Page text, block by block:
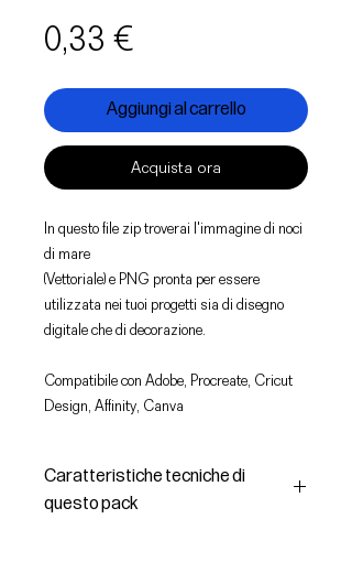
0,33 €
Aggiungi al carrello
Acquista ora
In questo file zip troverai l'immagine di noci
di mare
(Vettoriale) e PNG pronta per essere
utilizzata nei tuoi progetti sia di disegno
digitale che di decorazione.
Compatibile con Adobe, Procreate, Cricut
Design, Affinity, Canva
Caratteristiche tecniche di
questo pack